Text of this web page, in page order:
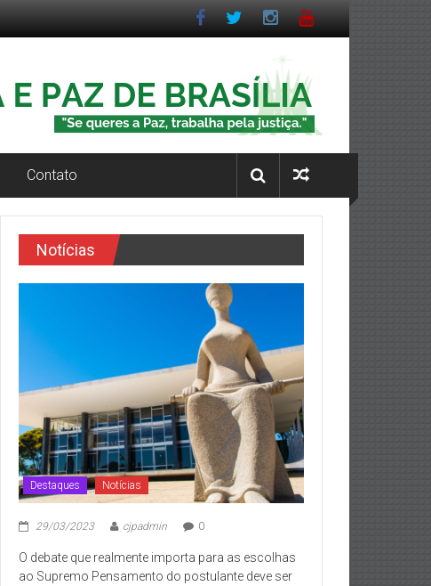
Contato
Notícias
Destaques Notícias
29/03/2023 cjpadmin 0
O debate que realmente importa para as escolhas
ao Supremo Pensamento do postulante deve ser